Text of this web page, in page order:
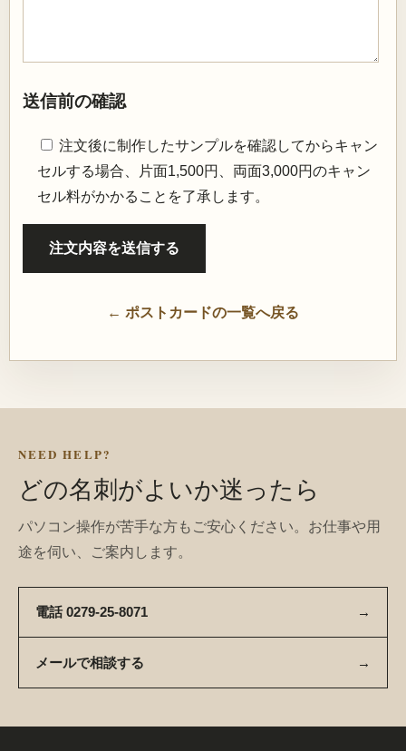
送信前の確認
注文後に制作したサンプルを確認してからキャン
セルする場合、片面1,500円、両面3,000円のキャン
セル料がかかることを了承します。
← ポストカードの一覧へ戻る
NEED HELP?
どの名刺がよいか迷ったら
パソコン操作が苦手な方もご安心ください。お仕事や用
途を伺い、ご案内します。
電話 0279-25-8071 →
メールで相談する →